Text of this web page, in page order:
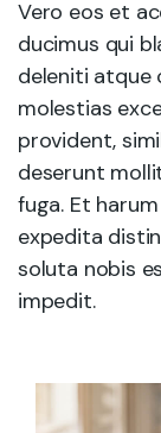
Vero eos et
ducimus qui
deleniti atque
molestias
provident,
deserunt
fuga. Et
expedita
soluta nobis
impedit.